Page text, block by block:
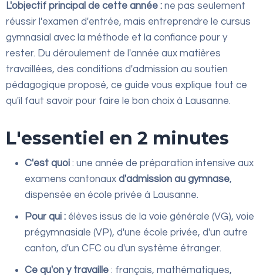
L'objectif principal de cette année : ne pas seulement
réussir l'examen d'entrée, mais entreprendre le cursus
gymnasial avec la méthode et la confiance pour y
rester. Du déroulement de l'année aux matières
travaillées, des conditions d'admission au soutien
pédagogique proposé, ce guide vous explique tout ce
qu'il faut savoir pour faire le bon choix à Lausanne.
L'essentiel en 2 minutes
C'est quoi : une année de préparation intensive aux
examens cantonaux d'admission au gymnase,
dispensée en école privée à Lausanne.
Pour qui : élèves issus de la voie générale (VG), voie
prégymnasiale (VP), d'une école privée, d'un autre
canton, d'un CFC ou d'un système étranger.
Ce qu'on y travaille : français, mathématiques,